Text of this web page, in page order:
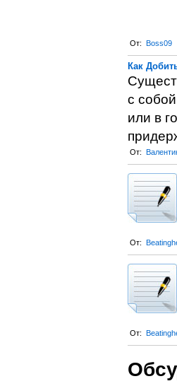
От: Boss09
Как
с
или в
От:
От:
От: